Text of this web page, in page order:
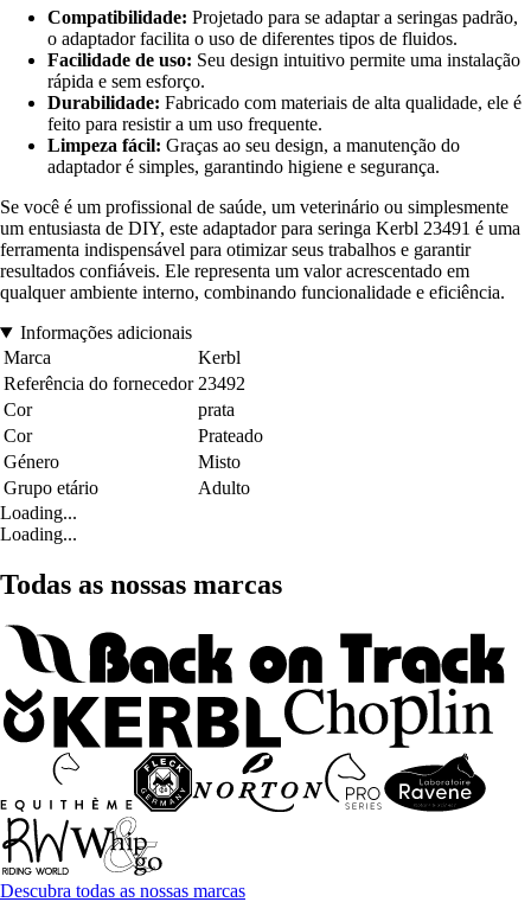
Compatibilidade: Projetado para se adaptar a seringas padrão,
o adaptador facilita o uso de diferentes tipos de fluidos.
Facilidade de uso: Seu design intuitivo permite uma instalação
rápida e sem esforço.
Durabilidade: Fabricado com materiais de alta qualidade, ele é
feito para resistir a um uso frequente.
Limpeza fácil: Graças ao seu design, a manutenção do
adaptador é simples, garantindo higiene e segurança.
Se você é um profissional de saúde, um veterinário ou simplesmente
um entusiasta de DIY, este adaptador para seringa Kerbl 23491 é uma
ferramenta indispensável para otimizar seus trabalhos e garantir
resultados confiáveis. Ele representa um valor acrescentado em
qualquer ambiente interno, combinando funcionalidade e eficiência.
Informações adicionais
Marca
Kerbl
Referência do fornecedor 23492
Cor
prata
Cor
Prateado
Género
Misto
Grupo etário
Adulto
Loading...
Loading...
Todas as nossas marcas
Descubra todas as nossas marcas